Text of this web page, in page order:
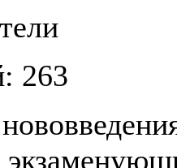
263